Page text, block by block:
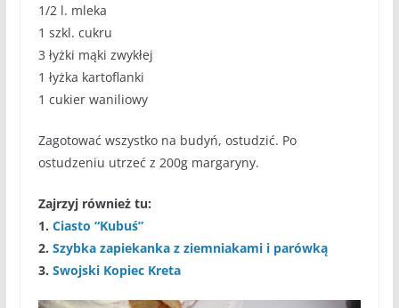
1/2 l. mleka
1 szkl. cukru
3 łyżki mąki zwykłej
1 łyżka kartoflanki
1 cukier waniliowy
Zagotować wszystko na budyń, ostudzić. Po
ostudzeniu utrzeć z 200g margaryny.
Zajrzyj również tu:
1. Ciasto “Kubuś”
2. Szybka zapiekanka z ziemniakami i parówką
3. Swojski Kopiec Kreta